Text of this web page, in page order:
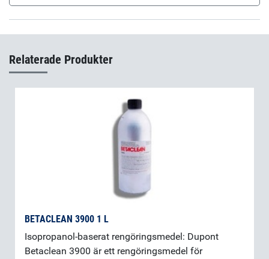
Epo-Tek H27D Part A (sv-SE)
Relaterade Produkter
BETACLEAN 3900 1 L
Isopropanol-baserat rengöringsmedel: Dupont
Betaclean 3900 är ett rengöringsmedel för